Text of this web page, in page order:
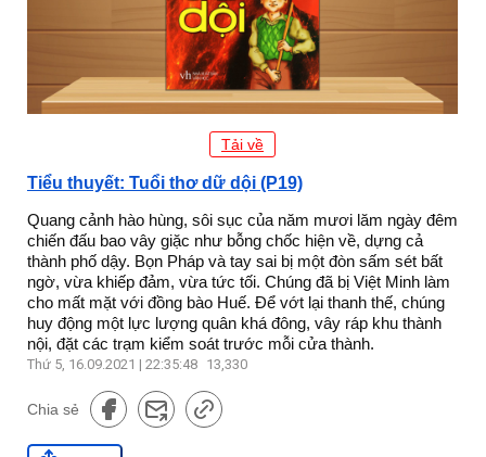
Tải về
Tiểu thuyết: Tuổi thơ dữ dội (P19)
Quang cảnh hào hùng, sôi sục của năm mươi lăm ngày đêm
chiến đấu bao vây giặc như bỗng chốc hiện về, dựng cả
thành phố dậy. Bọn Pháp và tay sai bị một đòn sấm sét bất
ngờ, vừa khiếp đảm, vừa tức tối. Chúng đã bị Việt Minh làm
cho mất mặt với đồng bào Huế. Để vớt lại thanh thế, chúng
huy động một lực lượng quân khá đông, vây ráp khu thành
nội, đặt các trạm kiểm soát trước mỗi cửa thành.
Thứ 5, 16.09.2021 | 22:35:48 13,330
Chia sẻ